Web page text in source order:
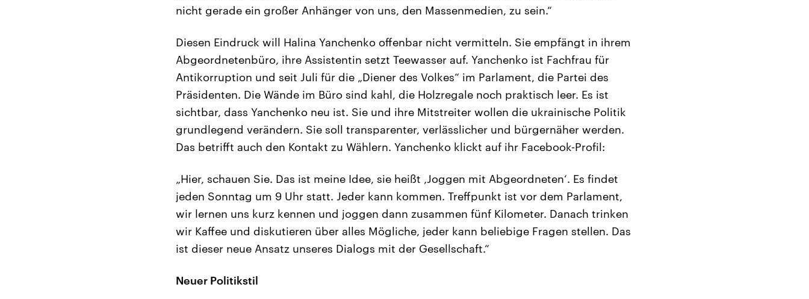
nicht gerade ein großer Anhänger von uns, den Massenmedien, zu sein.“
Diesen Eindruck will Halina Yanchenko offenbar nicht vermitteln. Sie empfängt in ihrem
Abgeordnetenbüro, ihre Assistentin setzt Teewasser auf. Yanchenko ist Fachfrau für
Antikorruption und seit Juli für die „Diener des Volkes“ im Parlament, die Partei des
Präsidenten. Die Wände im Büro sind kahl, die Holzregale noch praktisch leer. Es ist
sichtbar, dass Yanchenko neu ist. Sie und ihre Mitstreiter wollen die ukrainische Politik
grundlegend verändern. Sie soll transparenter, verlässlicher und bürgernäher werden.
Das betrifft auch den Kontakt zu Wählern. Yanchenko klickt auf ihr Facebook-Profil:
„Hier, schauen Sie. Das ist meine Idee, sie heißt ‚Joggen mit Abgeordneten‘. Es findet
jeden Sonntag um 9 Uhr statt. Jeder kann kommen. Treffpunkt ist vor dem Parlament,
wir lernen uns kurz kennen und joggen dann zusammen fünf Kilometer. Danach trinken
wir Kaffee und diskutieren über alles Mögliche, jeder kann beliebige Fragen stellen. Das
ist dieser neue Ansatz unseres Dialogs mit der Gesellschaft.“
Neuer Politikstil